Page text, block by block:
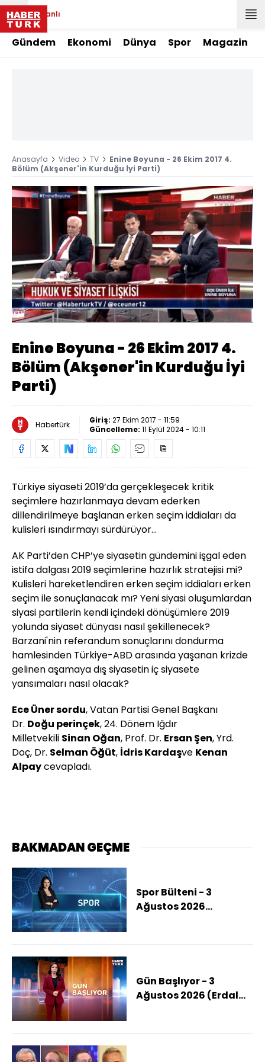
Canlı
Gündem Ekonomi Dünya Spor Magazin
Anasayfa Video TV
Enine Boyuna - 26 Ekim 2017 4.
Bölüm (Akşener'in Kurduğu İyi Parti)
Sesi
Aç
Yüklendi:
1.33%
Oynatma
Hızı
Enine Boyuna - 26 Ekim 2017 4.
Bölüm (Akşener'in Kurduğu İyi
Parti)
Habertürk Giriş: 27 Ekim 2017 - 11:59
Güncelleme: 11 Eylül 2024 - 10:11
Türkiye siyaseti 2019’da gerçekleşecek kritik
seçimlere hazırlanmaya devam ederken
dillendirilmeye başlanan erken seçim iddiaları da
kulisleri ısındırmayı sürdürüyor…
AK Parti’den CHP’ye siyasetin gündemini işgal eden
istifa dalgası 2019 seçimlerine hazırlık stratejisi mi?
Kulisleri hareketlendiren erken seçim iddiaları erken
seçim ile sonuçlanacak mı? Yeni siyasi oluşumlardan
siyasi partilerin kendi içindeki dönüşümlere 2019
yolunda siyaset dünyası nasıl şekillenecek?
Barzani'nin referandum sonuçlarını dondurma
hamlesinden Türkiye-ABD arasında yaşanan krizde
gelinen aşamaya dış siyasetin iç siyasete
yansımaları nasıl olacak?
Ece Üner sordu, Vatan Partisi Genel Başkanı
Dr. Doğu perinçek, 24. Dönem Iğdır
Milletvekili Sinan Oğan, Prof. Dr. Ersan Şen, Yrd.
Doç, Dr. Selman Öğüt, İdris Kardaşve Kenan
Alpaycevapladı.
BAKMADAN GEÇME
Spor Bülteni - 3
Ağustos 2026
Gün Başlıyor - 3
Ağustos 2026 (Erdal